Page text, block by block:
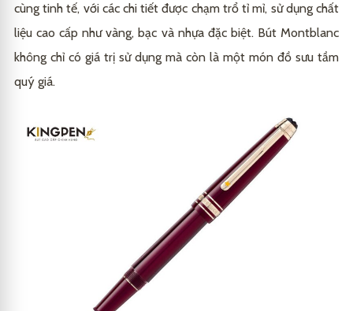
cùng tinh tế, với các chi tiết được chạm trổ tỉ mỉ, sử dụng chất
liệu cao cấp như vàng, bạc và nhựa đặc biệt. Bút Montblanc
không chỉ có giá trị sử dụng mà còn là một món đồ sưu tầm
quý giá.